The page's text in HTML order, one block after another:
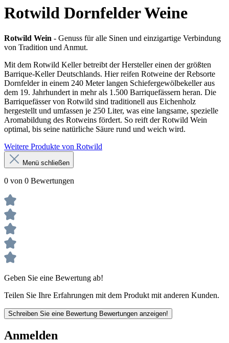
Rotwild Dornfelder Weine
Rotwild Wein - Genuss für alle Sinen und einzigartige Verbindung
von Tradition und Anmut.
Mit dem Rotwild Keller betreibt der Hersteller einen der größten
Barrique-Keller Deutschlands. Hier reifen Rotweine der Rebsorte
Dornfelder in einem 240 Meter langen Schiefergewölbekeller aus
dem 19. Jahrhundert in mehr als 1.500 Barriquefässern heran. Die
Barriquefässer von Rotwild sind traditionell aus Eichenholz
hergestellt und umfassen je 250 Liter, was eine langsame, spezielle
Aromabildung des Rotweins fördert. So reift der Rotwild Wein
optimal, bis seine natürliche Säure rund und weich wird.
Weitere Produkte von Rotwild
Menü schließen
0 von 0 Bewertungen
Geben Sie eine Bewertung ab!
Teilen Sie Ihre Erfahrungen mit dem Produkt mit anderen Kunden.
Schreiben Sie eine Bewertung Bewertungen anzeigen!
Anmelden